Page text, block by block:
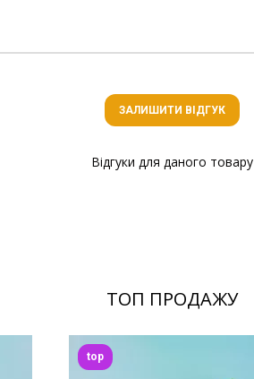
ЗАЛИШИТИ ВІДГУК
Відгуки для даного товару
ТОП ПРОДАЖУ
top